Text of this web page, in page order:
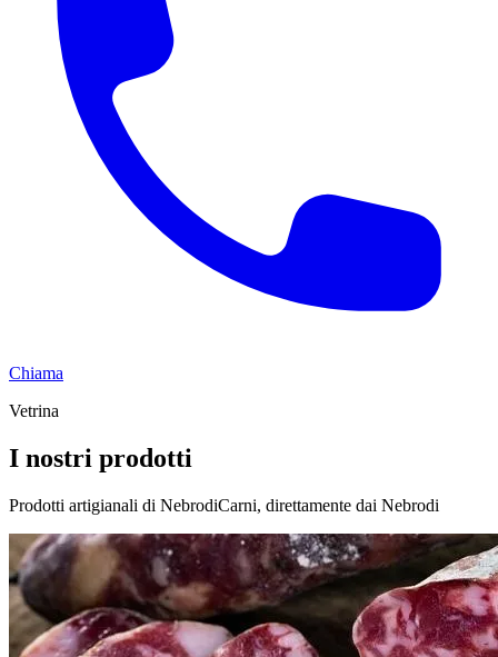
Chiama
Vetrina
I nostri prodotti
Prodotti artigianali di NebrodiCarni, direttamente dai Nebrodi